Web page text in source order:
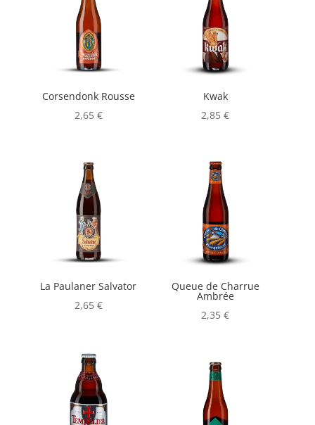
Corsendonk Rousse
2,65 €
Kwak
2,85€
La Paulaner Salvator
2,65 €
Queue de Charrue
Ambrée
2,35€